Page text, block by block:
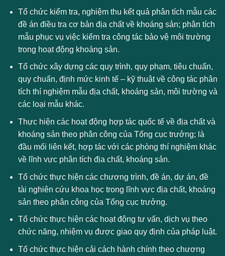
Tổ chức kiểm tra, nghiệm thu kết quả phân tích mẫu các
đề án điều tra cơ bản địa chất về khoáng sản; phân tích
mẫu phục vụ việc kiểm tra công tác bảo vệ môi trường
trong hoạt động khoáng sản.
Tổ chức xây dựng các quy trình, quy phạm, tiêu chuẩn,
quy chuẩn, định mức kinh tế – kỹ thuật về công tác phân
tích thí nghiệm mẫu địa chất, khoáng sản, môi trường và
các loại mẫu khác.
Thực hiện các hoạt động hợp tác quốc tế về địa chất và
khoáng sản theo phân công của Tổng cục trưởng; là
đầu mối liên kết, hợp tác với các phòng thí nghiệm khác
về lĩnh vực phân tích địa chất, khoáng sản.
Tổ chức thực hiện các chương trình, đề án, dự án, đề
tài nghiên cứu khoa học trong lĩnh vực địa chất, khoáng
sản theo phân công của Tổng cục trưởng.
Tổ chức thực hiện các hoạt động tư vấn, dịch vụ theo
chức năng, nhiệm vụ được giao quy định của pháp luật.
Tổ chức thực hiện cải cách hành chính theo chương